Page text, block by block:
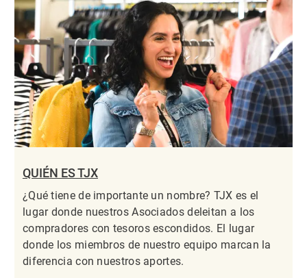
QUIÉN ES TJX
¿Qué tiene de importante un nombre? TJX es el
lugar donde nuestros Asociados deleitan a los
compradores con tesoros escondidos. El lugar
donde los miembros de nuestro equipo marcan la
diferencia con nuestros aportes.